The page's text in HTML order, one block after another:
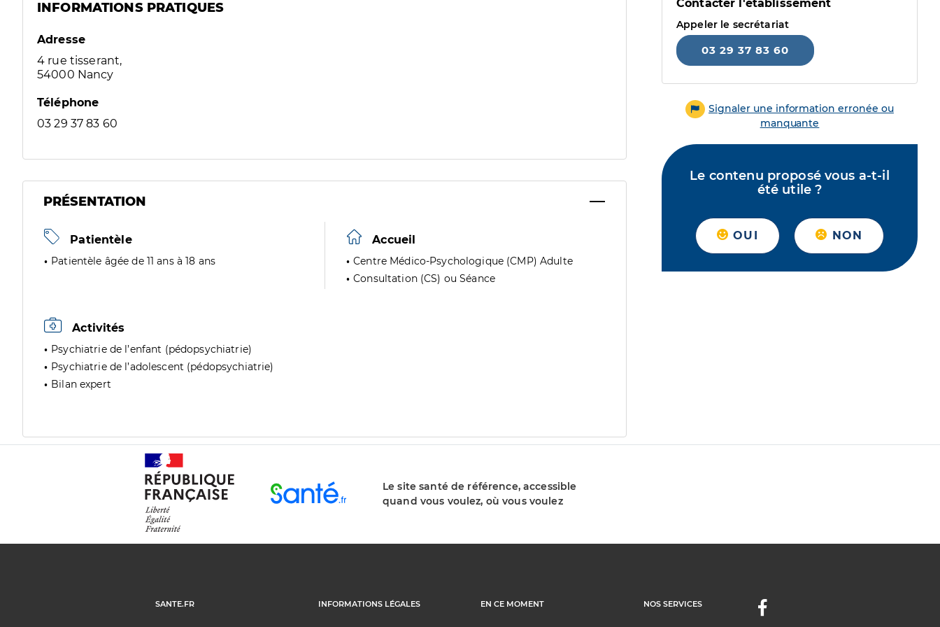
INFORMATIONS PRATIQUES
Adresse
4 rue tisserant,
54000 Nancy
Téléphone
03 29 37 83 60
PRÉSENTATION
Patientèle
Patientèle âgée de 11 ans à 18 ans
Accueil
Centre Médico-Psychologique (CMP) Adulte
Consultation (CS) ou Séance
Activités
Psychiatrie de l’enfant (pédopsychiatrie)
Psychiatrie de l’adolescent (pédopsychiatrie)
Bilan expert
Contacter l'établissement
Appeler le secrétariat
03 29 37 83 60
Signaler une information erronée ou
manquante
Le contenu proposé vous a-t-il
été utile ?
OUI NON
Le site santé de référence, accessible
quand vous voulez, où vous voulez
SANTE.FR INFORMATIONS LÉGALES EN CE MOMENT NOS SERVICES Facebook